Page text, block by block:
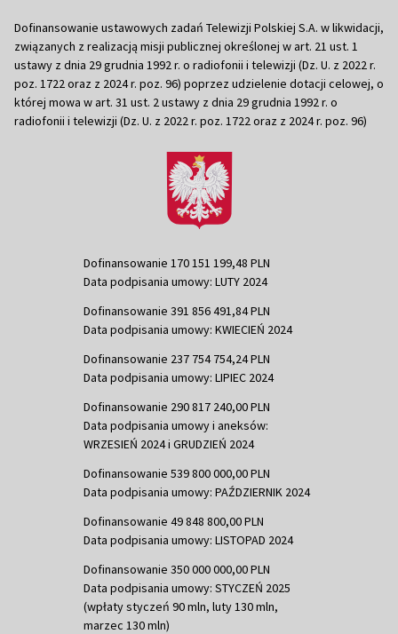
Dofinansowanie ustawowych zadań Telewizji Polskiej S.A. w likwidacji,
związanych z realizacją misji publicznej określonej w art. 21 ust. 1
ustawy z dnia 29 grudnia 1992 r. o radiofonii i telewizji (Dz. U. z 2022 r.
poz. 1722 oraz z 2024 r. poz. 96) poprzez udzielenie dotacji celowej, o
której mowa w art. 31 ust. 2 ustawy z dnia 29 grudnia 1992 r. o
radiofonii i telewizji (Dz. U. z 2022 r. poz. 1722 oraz z 2024 r. poz. 96)
Dofinansowanie 170 151 199,48 PLN
Data podpisania umowy: LUTY 2024
Dofinansowanie 391 856 491,84 PLN
Data podpisania umowy: KWIECIEŃ 2024
Dofinansowanie 237 754 754,24 PLN
Data podpisania umowy: LIPIEC 2024
Dofinansowanie 290 817 240,00 PLN
Data podpisania umowy i aneksów:
WRZESIEŃ 2024 i GRUDZIEŃ 2024
Dofinansowanie 539 800 000,00 PLN
Data podpisania umowy: PAŹDZIERNIK 2024
Dofinansowanie 49 848 800,00 PLN
Data podpisania umowy: LISTOPAD 2024
Dofinansowanie 350 000 000,00 PLN
Data podpisania umowy: STYCZEŃ 2025
(wpłaty styczeń 90 mln, luty 130 mln,
marzec 130 mln)